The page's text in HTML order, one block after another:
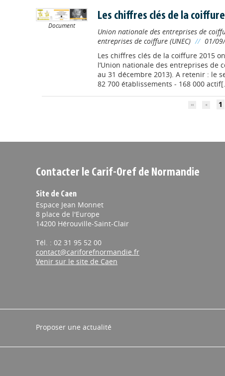
Document
Les chiffres clés de la
Union nationale des entreprises de
entreprises de coiffure (UNEC) // 01/
Les chiffres clés de la coiffure 2015
l’Union nationale des entreprises de
au 31 décembre 2013). A retenir : le
82 700 établissements - 168 000
1
Contacter le Carif-Oref de Normandie
Site de Caen
Espace Jean Monnet
8 place de l'Europe
14200 Hérouville-Saint-Clair
Tél. : 02 31 95 52 00
contact@cariforefnormandie.fr
Venir sur le site de Caen
Proposer une actualité